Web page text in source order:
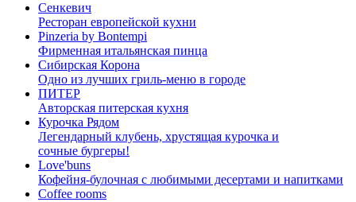
Сенкевич
Ресторан европейской кухни
Pinzeria by Bontempi
Фирменная итальянская пинца
Сибирская Корона
Одно из лучших гриль-меню в городе
ПИТЕР
Авторская питерская кухня
Курочка Рядом
Легендарный клубень, хрустящая курочка и
сочные бургеры!
Love'buns
Кофейня-булочная с любимыми десертами и напитками
Coffee rooms